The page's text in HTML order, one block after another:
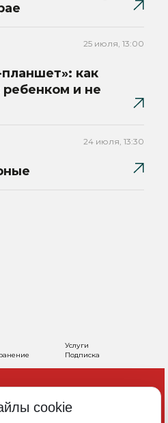
25 июля, 13:00
как
и не
24 июля, 13:30
Услуги
Подписка
cookie